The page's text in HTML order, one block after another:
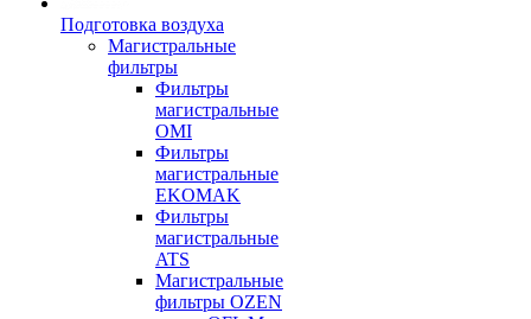
Подготовка воздуха
Магистральные
фильтры
Фильтры
магистральные
OMI
Фильтры
магистральные
EKOMAK
Фильтры
магистральные
ATS
Магистральные
фильтры OZEN